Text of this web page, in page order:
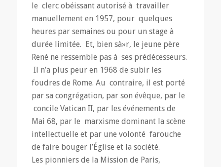
le clerc obéissant autorisé à travailler
manuellement en 1957, pour quelques
heures par semaines ou pour un stage à
durée limitée. Et, bien sà»r, le jeune père
René ne ressemble pas à ses prédécesseurs.
Il n’a plus peur en 1968 de subir les
foudres de Rome. Au contraire, il est porté
par sa congrégation, par son évêque, par le
concile Vatican II, par les événements de
Mai 68, par le marxisme dominant la scène
intellectuelle et par une volonté farouche
de faire bouger l’Église et la société.
Les pionniers de la Mission de Paris,